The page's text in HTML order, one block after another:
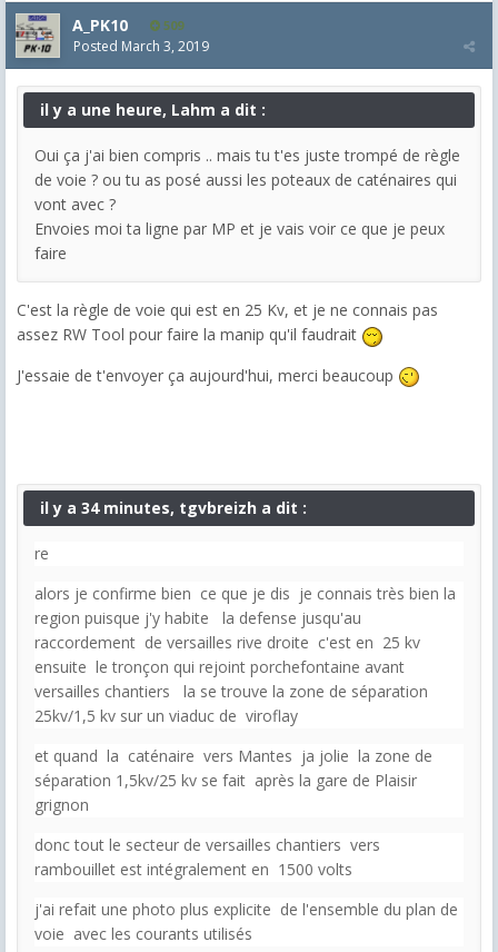
A_PK10 509
Posted March 3, 2019
il y a une heure, Lahm a dit :
Oui ça j'ai bien compris .. mais tu t'es juste trompé de règle
de voie ? ou tu as posé aussi les poteaux de caténaires qui
vont avec ?
Envoies moi ta ligne par MP et je vais voir ce que je peux
faire
C'est la règle de voie qui est en 25 Kv, et je ne connais pas
assez RW Tool pour faire la manip qu'il faudrait
J'essaie de t'envoyer ça aujourd'hui, merci beaucoup
il y a 34 minutes, tgvbreizh a dit :
re
alors je confirme bien ce que je dis je connais très bien la
region puisque j'y habite la defense jusqu'au
raccordement de versailles rive droite c'est en 25 kv
ensuite le tronçon qui rejoint porchefontaine avant
versailles chantiers la se trouve la zone de séparation
25kv/1,5 kv sur un viaduc de viroflay
et quand la caténaire vers Mantes ja jolie la zone de
séparation 1,5kv/25 kv se fait après la gare de Plaisir
grignon
donc tout le secteur de versailles chantiers vers
rambouillet est intégralement en 1500 volts
j'ai refait une photo plus explicite de l'ensemble du plan de
voie avec les courants utilisés